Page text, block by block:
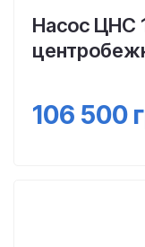
Насос ЦНС
106 500